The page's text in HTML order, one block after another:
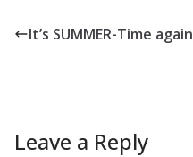
It’s SUMMER-Time again
Leave a Reply